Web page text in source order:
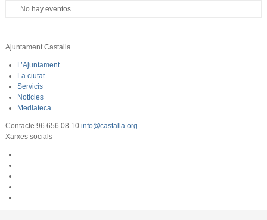
No hay eventos
Ajuntament Castalla
L’Ajuntament
La ciutat
Servicis
Noticies
Mediateca
Contacte 96 656 08 10 info@castalla.org
Xarxes socials